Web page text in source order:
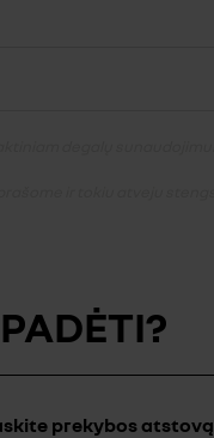
prekybos atstovą